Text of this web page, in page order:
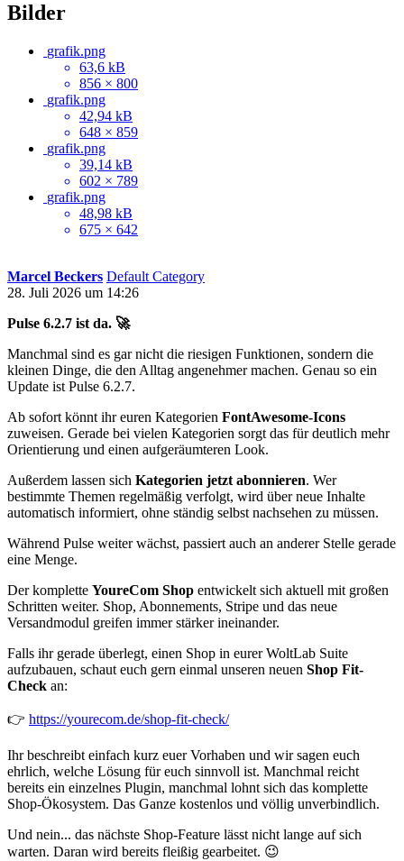
Bilder
grafik.png
63,6 kB
856 × 800
grafik.png
42,94 kB
648 × 859
grafik.png
39,14 kB
602 × 789
grafik.png
48,98 kB
675 × 642
Marcel Beckers Default Category
28. Juli 2026 um 14:26
Pulse 6.2.7 ist da. 🚀
Manchmal sind es gar nicht die riesigen Funktionen, sondern die
kleinen Dinge, die den Alltag angenehmer machen. Genau so ein
Update ist Pulse 6.2.7.
Ab sofort könnt ihr euren Kategorien FontAwesome-Icons
zuweisen. Gerade bei vielen Kategorien sorgt das für deutlich mehr
Orientierung und einen aufgeräumteren Look.
Außerdem lassen sich Kategorien jetzt abonnieren. Wer
bestimmte Themen regelmäßig verfolgt, wird über neue Inhalte
automatisch informiert, ohne ständig selbst nachsehen zu müssen.
Während Pulse weiter wächst, passiert auch an anderer Stelle gerade
eine Menge.
Der komplette YoureCom Shop entwickelt sich aktuell mit großen
Schritten weiter. Shop, Abonnements, Stripe und das neue
Versandmodul greifen immer stärker ineinander.
Falls ihr gerade überlegt, einen Shop in eurer WoltLab Suite
aufzubauen, schaut euch gern einmal unseren neuen Shop Fit-
Check an:
👉 https://yourecom.de/shop-fit-check/
Ihr beschreibt einfach kurz euer Vorhaben und wir sagen euch
ehrlich, welche Lösung für euch sinnvoll ist. Manchmal reicht
bereits ein einzelnes Plugin, manchmal lohnt sich das komplette
Shop-Ökosystem. Das Ganze kostenlos und völlig unverbindlich.
Und nein... das nächste Shop-Feature lässt nicht lange auf sich
warten. Daran wird bereits fleißig gearbeitet. 😉